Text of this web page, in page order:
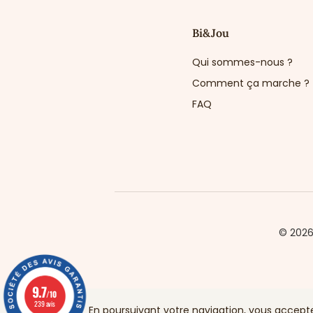
Bi&Jou
Qui sommes-nous ?
Comment ça marche ?
FAQ
©
En poursuivant votre navigation, vous
9.7/10
239 avis